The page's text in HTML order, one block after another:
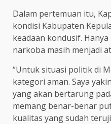
Dalam pertemuan itu,
kondisi Kabupaten
keadaan kondusif.
narkoba masih menjadi
“Untuk situasi politik di
kategori aman. Saya
yang akan bertarung
memang benar-benar
kualitas yang sudah